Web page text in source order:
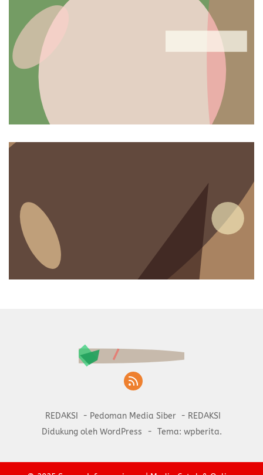
REDAKSI Pedoman Media Siber
REDAKSI
Didukung oleh WordPress
- Tema: wpberita.